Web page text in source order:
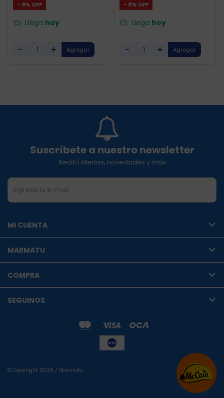
9
Llega hoy
- +
9
Llega hoy
- +
Suscríbete a nuestro newsletter
Recibí ofertas, novedades y más
MI CUENTA
MARMATU
COMPRA
SEGUINOS
© Copyright 2026 / Marmatu